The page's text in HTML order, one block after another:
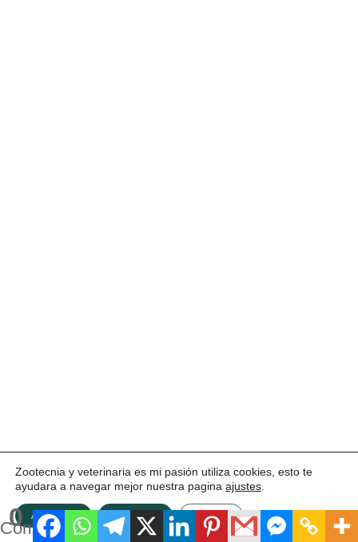
0
Compartidos
Zootecnia y veterinaria es mi pasión utiliza cookies, esto te
ayudara a navegar mejor nuestra pagina ajustes
ACEPTAR Rechazar Ajustes